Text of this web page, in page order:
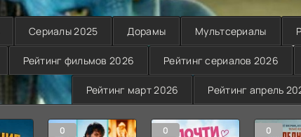
Сериалы 2025 Дорамы Мультсериалы
Рейтинг фильмов 2026 Рейтинг сериалов 2026
Рейтинг март 2026 Рейтинг апрель
0 0 0